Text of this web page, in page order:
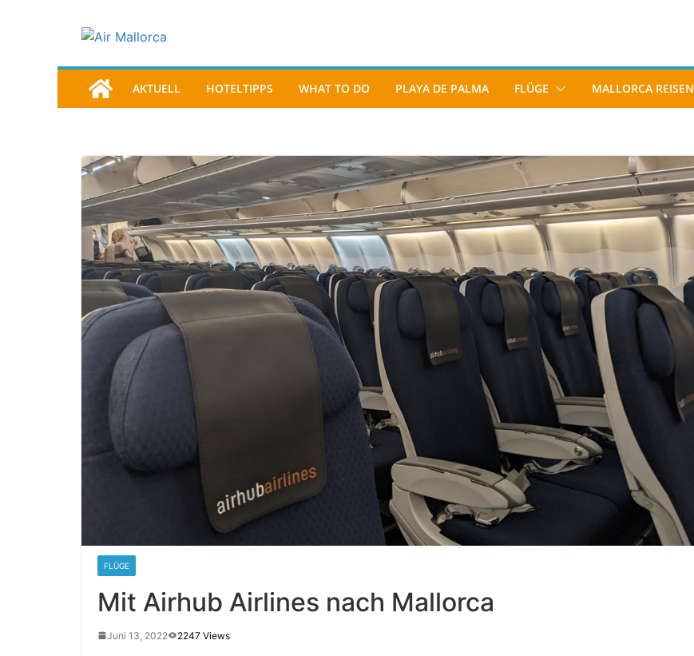
AKTUELL HOTELTIPPS WHAT TO DO PLAYA DE PALMA FLÜGE MALLORCA REISEN
FLÜGE
Mit Airhub Airlines nach Mallorca
Juni 13, 2022 2247 Views